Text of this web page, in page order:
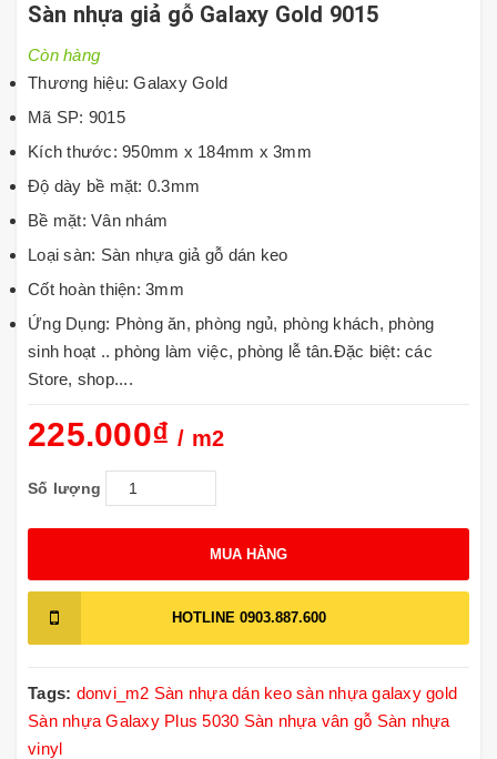
Sàn nhựa giả gỗ Galaxy Gold 9015
Còn hàng
Thương hiệu: Galaxy Gold
Mã SP: 9015
Kích thước: 950mm x 184mm x 3mm
Độ dày bề mặt: 0.3mm
Bề mặt: Vân nhám
Loại sàn: Sàn nhựa giả gỗ dán keo
Cốt hoàn thiện: 3mm
Ứng Dụng: Phòng ăn, phòng ngủ, phòng khách, phòng
sinh hoạt .. phòng làm việc, phòng lễ tân.Đặc biệt: các
Store, shop....
225.000₫/ m2
Số lượng
MUA HÀNG
HOTLINE 0903.887.600
Tags: donvi_m2 Sàn nhựa dán keo sàn nhựa galaxy gold
Sàn nhựa Galaxy Plus 5030 Sàn nhựa vân gỗ Sàn nhựa
vinyl